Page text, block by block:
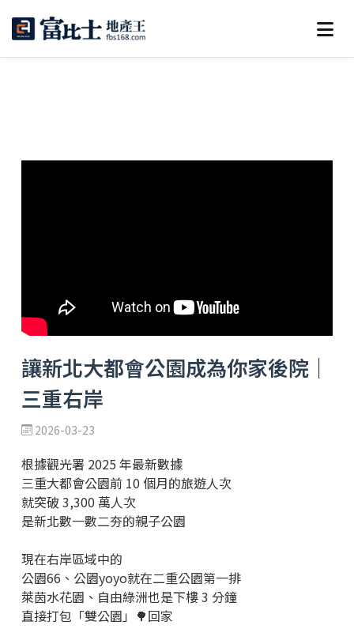
讓新北大都會公園成為你家後院｜
三重右岸
2026-03-23
根據觀光署 2025 年最新數據
三重大都會公園前 10 個月的旅遊人次
就突破 3,300 萬人次
是新北數一數二夯的親子公園
現在右岸區域中的
公園66、公園yoyo就在二重公園第一排
萊茵水花園、自由綠洲也是下樓 3 分鐘
直接打包「雙公園」🌳回家